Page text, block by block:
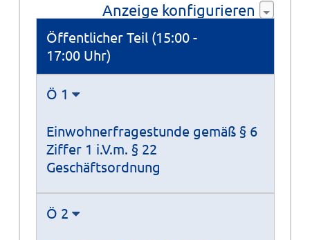
Anzeige konfigurieren
Tagesordnung
Öffentlicher Teil (15:00 -
17:00 Uhr)
Ö 1
Einwohnerfragestunde gemäß § 6
Ziffer 1 i.V.m. § 22
Geschäftsordnung
Ö 2